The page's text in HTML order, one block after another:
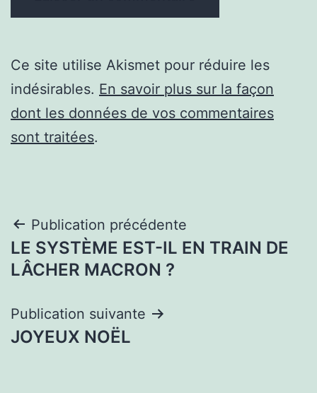
Ce site utilise Akismet pour réduire les
indésirables. En savoir plus sur la façon
dont les données de vos commentaires
sont traitées.
Navigation
de
Publication précédente
LE SYSTÈME EST-IL EN TRAIN DE
LÂCHER MACRON ?
Publication suivante
JOYEUX NOËL